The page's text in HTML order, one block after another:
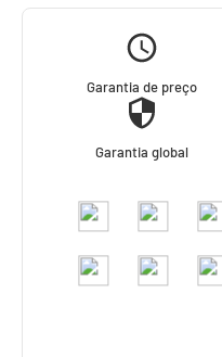
Garantia de preço
Garantia global